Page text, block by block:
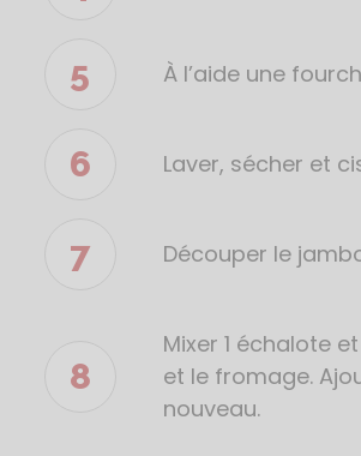
À l’aide une
Laver, sécher et
Découper le
Mixer 1 échalote
et le fromage.
nouveau.